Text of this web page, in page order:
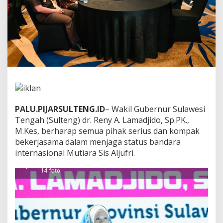
G
D
P
e
L
a
u
i
n
g
B
a
n
d
a
r
a
n
u
PALU.PIJARSULTENG.ID– Wakil Gubernur Sulawesi
Tengah (Sulteng) dr. Reny A. Lamadjido, Sp.PK.,
M.Kes, berharap semua pihak serius dan kompak
bekerjasama dalam menjaga status bandara
internasional Mutiara Sis Aljufri.